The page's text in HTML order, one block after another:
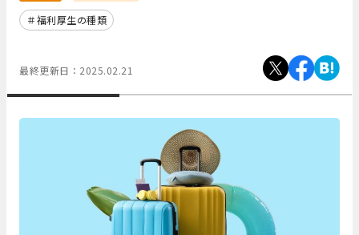
福利厚生の種類
最終更新日： 2025.02.21